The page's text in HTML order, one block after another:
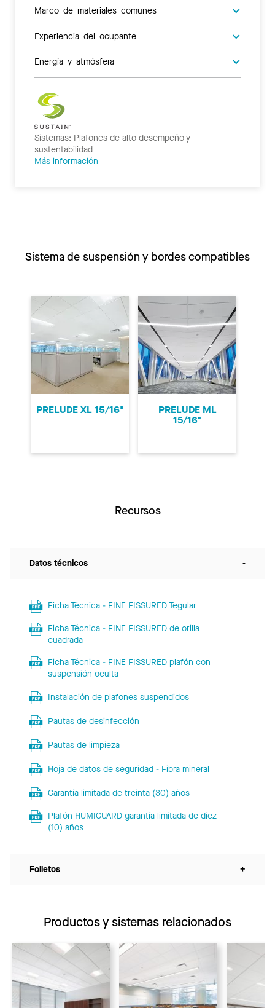
Marco de materiales comunes
Experiencia del ocupante
Energía y atmósfera
Sistemas: Plafones de alto desempeño y
sustentabilidad
Más información
Sistema de suspensión y bordes compatibles
PRELUDE XL 15/16"
PRELUDE ML
15/16"
Recursos
Datos técnicos -
Ficha Técnica - FINE FISSURED Tegular
Ficha Técnica - FINE FISSURED de orilla
cuadrada
Ficha Técnica - FINE FISSURED plafón con
suspensión oculta
Instalación de plafones suspendidos
Pautas de desinfección
Pautas de limpieza
Hoja de datos de seguridad - Fibra mineral
Garantía limitada de treinta (30) años
Plafón HUMIGUARD garantía limitada de diez
(10) años
Folletos +
Productos y sistemas relacionados